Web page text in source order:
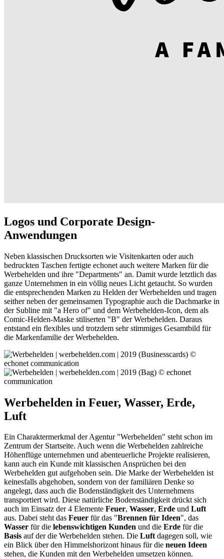
Logos und Corporate Design-
Anwendungen
Neben klassischen Drucksorten wie Visitenkarten oder auch
bedruckten Taschen fertigte echonet auch weitere Marken für die
Werbehelden und ihre "Departments" an. Damit wurde letztlich das
ganze Unternehmen in ein völlig neues Licht getaucht. So wurden
die entsprechenden Marken zu Helden der Werbehelden und tragen
seither neben der gemeinsamen Typographie auch die Dachmarke in
der Subline mit "a Hero of" und dem Werbehelden-Icon, dem als
Comic-Helden-Maske stiliserten "B" der Werbehelden. Daraus
entstand ein flexibles und trotzdem sehr stimmiges Gesamtbild für
die Markenfamilie der Werbehelden.
Werbehelden in Feuer, Wasser, Erde,
Luft
Ein Charaktermerkmal der Agentur "Werbehelden" steht schon im
Zentrum der Startseite. Auch wenn die Werbehelden zahlreiche
Höhenflüge unternehmen und abenteuerliche Projekte realisieren,
kann auch ein Kunde mit klassischen Ansprüchen bei den
Werbehelden gut aufgehoben sein. Die Marke der Werbehelden ist
keinesfalls abgehoben, sondern von der familiären Denke so
angelegt, dass auch die Bodenständigkeit des Unternehmens
transportiert wird. Diese natürliche Bodenständigkeit drückt sich
auch im Einsatz der 4 Elemente Feuer, Wasser, Erde und Luft
aus. Dabei steht das Feuer für das "Brennen für Ideen", das
Wasser für die lebenswichtigen Kunden und die Erde für die
Basis auf der die Werbehelden stehen. Die Luftdagegen soll, wie
ein Blick über den Himmelshorizont hinaus für die neuen Ideen
stehen, die Kunden mit den Werbehelden umsetzen können.